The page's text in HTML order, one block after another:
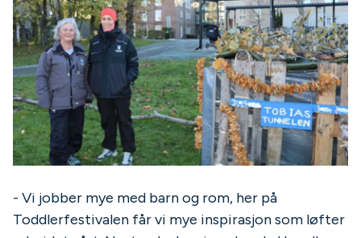
- Vi jobber mye med barn og rom, her på
Toddlerfestivalen får vi mye inspirasjon som løfter